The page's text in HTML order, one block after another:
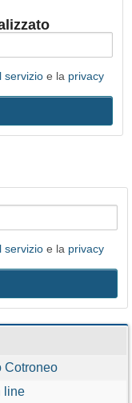
servizio e la privacy
servizio e la privacy
Cotroneo
line